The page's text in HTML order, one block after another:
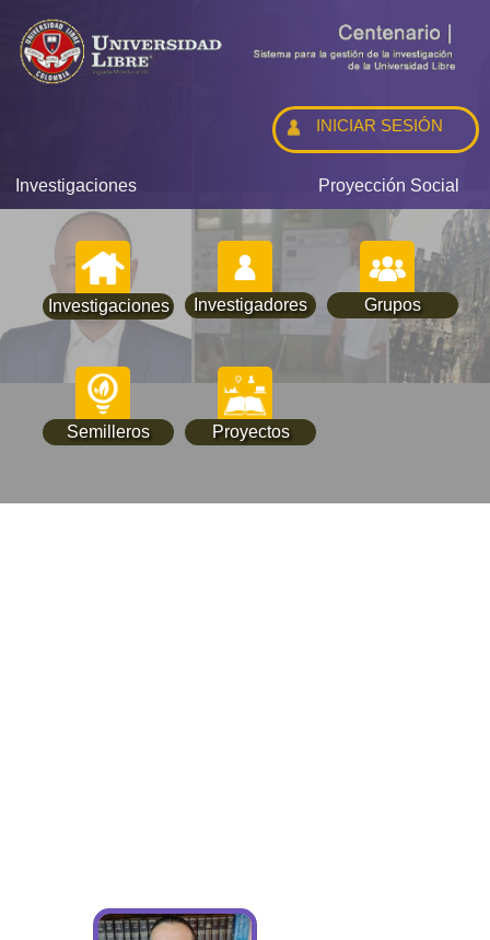
Investigaciones Proyección Social
Investigaciones Investigadores Grupos
Semilleros Proyectos
INICIAR SESIÓN